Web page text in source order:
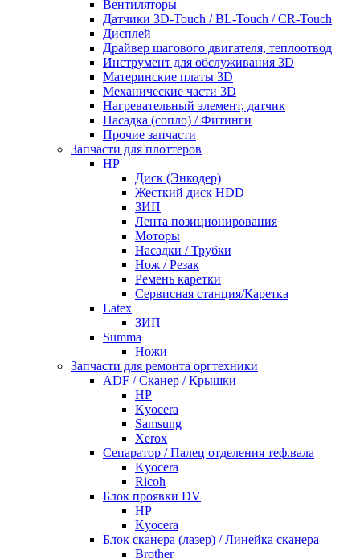
Вентиляторы
Датчики 3D-Touch / BL-Touch / CR-Touch
Дисплей
Драйвер шагового двигателя, теплоотвод
Инструмент для обслуживания 3D
Материнские платы 3D
Механические части 3D
Нагревательный элемент, датчик
Насадка (сопло) / Фитинги
Прочие запчасти
Запчасти для плоттеров
HP
Диск (Энкодер)
Жесткий диск HDD
ЗИП
Лента позиционирования
Моторы
Насадки / Трубки
Нож / Резак
Ремень каретки
Сервисная станция/Каретка
Latex
ЗИП
Summa
Ножи
Запчасти для ремонта оргтехники
ADF / Сканер / Крышки
HP
Kyocera
Samsung
Xerox
Cепаратор / Палец отделения теф.вала
Kyocera
Ricoh
Блок проявки DV
HP
Kyocera
Блок сканера (лазер) / Линейка сканера
Brother